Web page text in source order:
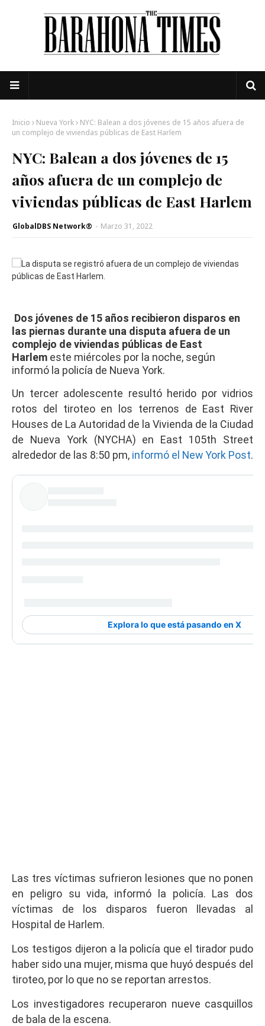
Inicio Nueva York
NYC: Balean a dos jóvenes de 15 años afuera de
un complejo de viviendas públicas de East Harlem
NYC: Balean a dos jóvenes de 15
años afuera de un complejo de
viviendas públicas de East Harlem
GlobalDBS Network® - Marzo 31, 2022
Dos jóvenes de 15 años recibieron disparos en
las piernas durante una disputa afuera de un
complejo de viviendas públicas de East
Harlem este miércoles por la noche, según
informó la policía de Nueva York.
Un tercer adolescente resultó herido por vidrios
rotos del tiroteo en los terrenos de East River
Houses de La Autoridad de la Vivienda de la Ciudad
de Nueva York (NYCHA) en East 105th Street
alrededor de las 8:50 pm, informó el New York Post.
Las tres víctimas sufrieron lesiones que no ponen
en peligro su vida, informó la policía. Las dos
víctimas de los disparos fueron llevadas al
Hospital de Harlem.
Los testigos dijeron a la policía que el tirador pudo
haber sido una mujer, misma que huyó después del
tiroteo, por lo que no se reportan arrestos.
Los investigadores recuperaron nueve casquillos
de bala de la escena.